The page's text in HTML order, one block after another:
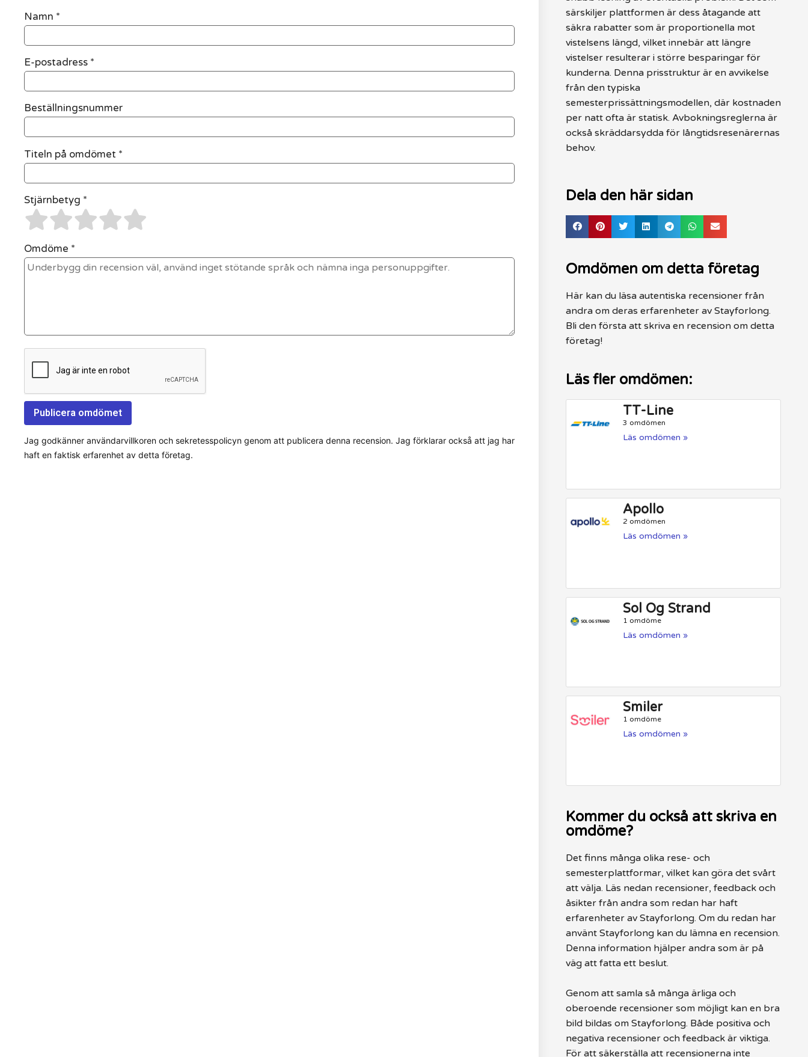
Namn *
E-postadress *
Beställningsnummer
Titeln på omdömet *
Stjärnbetyg *
Omdöme *
Jag godkänner användarvillkoren och sekretesspolicyn genom att publicera denna recension. Jag förklarar också att jag har
haft en faktisk erfarenhet av detta företag.
särskiljer plattformen är dess åtagande att
säkra rabatter som är proportionella mot
vistelsens längd, vilket innebär att längre
vistelser resulterar i större besparingar för
kunderna. Denna prisstruktur är en avvikelse
från den typiska
semesterprissättningsmodellen, där kostnaden
per natt ofta är statisk. Avbokningsreglerna är
också skräddarsydda för långtidsresenärernas
behov.
Dela den här sidan
Omdömen om detta företag
Här kan du läsa autentiska recensioner från
andra om deras erfarenheter av Stayforlong.
Bli den första att skriva en recension om detta
företag!
Läs fler omdömen:
TT-Line
3 omdömen
Läs omdömen »
Apollo
2 omdömen
Läs omdömen »
Sol Og Strand
1 omdöme
Läs omdömen »
Smiler
1 omdöme
Läs omdömen »
Kommer du också att skriva en
omdöme?
Det finns många olika rese- och
semesterplattformar, vilket kan göra det svårt
att välja. Läs nedan recensioner, feedback och
åsikter från andra som redan har haft
erfarenheter av Stayforlong. Om du redan har
använt Stayforlong kan du lämna en recension.
Denna information hjälper andra som är på
väg att fatta ett beslut.
Genom att samla så många ärliga och
oberoende recensioner som möjligt kan en bra
bild bildas om Stayforlong. Både positiva och
negativa recensioner och feedback är viktiga.
För att säkerställa att recensionerna inte